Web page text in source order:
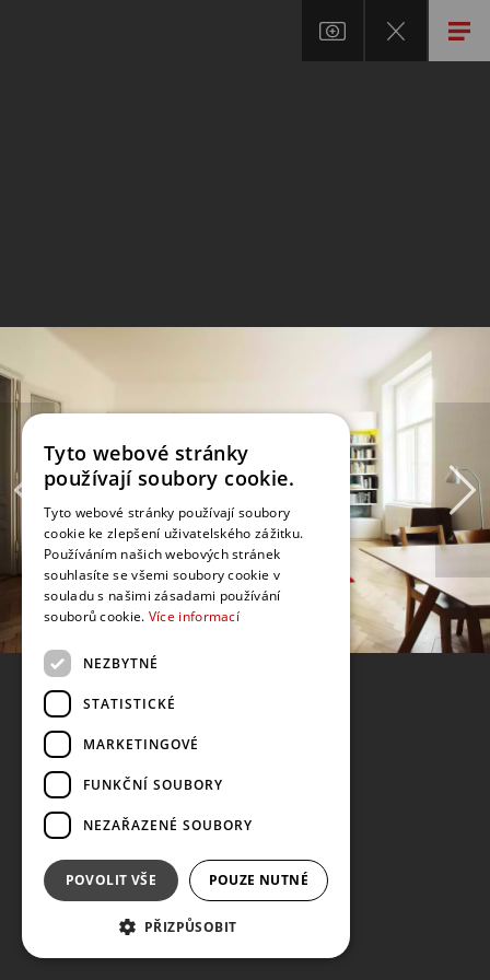
Tyto webové stránky
používají soubory cookie.
Tyto webové stránky používají soubory
cookie ke zlepšení uživatelského zážitku.
Používáním našich webových stránek
souhlasíte se všemi soubory cookie v
souladu s našimi zásadami používání
souborů cookie. Více informací
NEZBYTNÉ
STATISTICKÉ
MARKETINGOVÉ
FUNKČNÍ SOUBORY
NEZAŘAZENÉ SOUBORY
POVOLIT VŠE POUZE NUTNÉ
PŘIZPŮSOBIT